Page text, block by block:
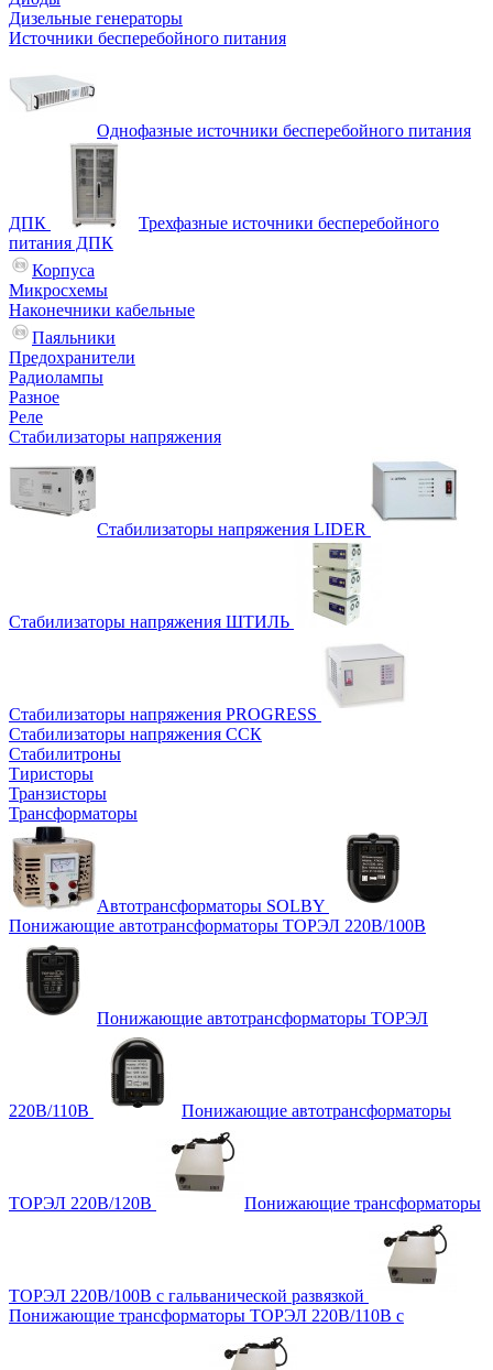
Дизельные генераторы
Источники бесперебойного питания
Однофазные источники бесперебойного питания
ДПК
Трехфазные источники бесперебойного
питания ДПК
Корпуса
Микросхемы
Наконечники кабельные
Паяльники
Предохранители
Радиолампы
Разное
Реле
Стабилизаторы напряжения
Стабилизаторы напряжения LIDER
Стабилизаторы напряжения ШТИЛЬ
Стабилизаторы напряжения PROGRESS
Стабилизаторы напряжения ССК
Стабилитроны
Тиристоры
Транзисторы
Трансформаторы
Автотрансформаторы SOLBY
Понижающие автотрансформаторы ТОРЭЛ 220В/100В
Понижающие автотрансформаторы ТОРЭЛ
220В/110В Понижающие автотрансформаторы
ТОРЭЛ 220В/120В Понижающие трансформаторы
ТОРЭЛ 220В/100В с гальванической развязкой
Понижающие трансформаторы ТОРЭЛ 220В/110В с